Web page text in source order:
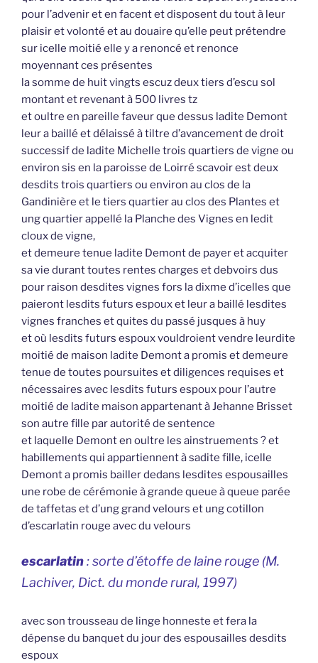
pour l’advenir et en facent et disposent du tout à leur
plaisir et volonté et au douaire qu’elle peut prétendre
sur icelle moitié elle y a renoncé et renonce
moyennant ces présentes
la somme de huit vingts escuz deux tiers d’escu sol
montant et revenant à 500 livres tz
et oultre en pareille faveur que dessus ladite Demont
leur a baillé et délaissé à tiltre d’avancement de droit
successif de ladite Michelle trois quartiers de vigne ou
environ sis en la paroisse de Loirré scavoir est deux
desdits trois quartiers ou environ au clos de la
Gandinière et le tiers quartier au clos des Plantes et
ung quartier appellé la Planche des Vignes en ledit
cloux de vigne,
et demeure tenue ladite Demont de payer et acquiter
sa vie durant toutes rentes charges et debvoirs dus
pour raison desdites vignes fors la dixme d’icelles que
paieront lesdits futurs espoux et leur a baillé lesdites
vignes franches et quites du passé jusques à huy
et où lesdits futurs espoux vouldroient vendre leurdite
moitié de maison ladite Demont a promis et demeure
tenue de toutes poursuites et diligences requises et
nécessaires avec lesdits futurs espoux pour l’autre
moitié de ladite maison appartenant à Jehanne Brisset
son autre fille par autorité de sentence
et laquelle Demont en oultre les ainstruements ? et
habillements qui appartiennent à sadite fille, icelle
Demont a promis bailler dedans lesdites espousailles
une robe de cérémonie à grande queue à queue parée
de taffetas et d’ung grand velours et ung cotillon
d’escarlatin rouge avec du velours
escarlatin: sorte d’étoffe de laine rouge (M.
Lachiver, Dict. du monde rural, 1997)
avec son trousseau de linge honneste et fera la
dépense du banquet du jour des espousailles desdits
espoux